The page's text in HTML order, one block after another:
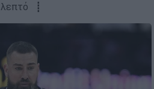
λεπτό ┋